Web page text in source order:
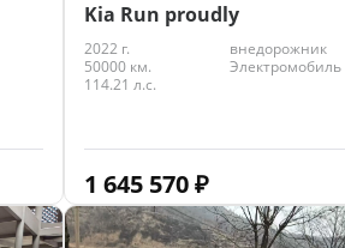
Kia Run proudly
2022 г.
внедорожник
50000 км.
Электромобиль
114.21 л.с.
1 645 570₽